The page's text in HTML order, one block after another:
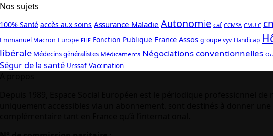
Nos sujets
100% Santé accès aux soins Assurance Maladie Autonomie caf CCMSA CMU-C
Emmanuel Macron Europe FHF Fonction Publique France Assos groupe vyv Handicap
libérale Médecins généralistes Médicaments Négociations conventionnelles
Ségur de la santé Urssaf Vaccination